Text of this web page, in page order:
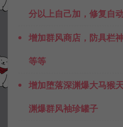
分以上自己加，修复自
增加群风商店，防具栏
等等
增加堕落深渊爆大马猴
渊爆群风袖珍罐子